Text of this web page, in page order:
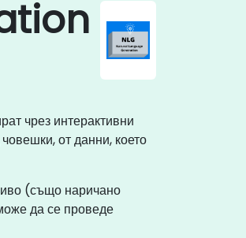
чрез интерактивни
от данни, което
(също наричано
да се проведе